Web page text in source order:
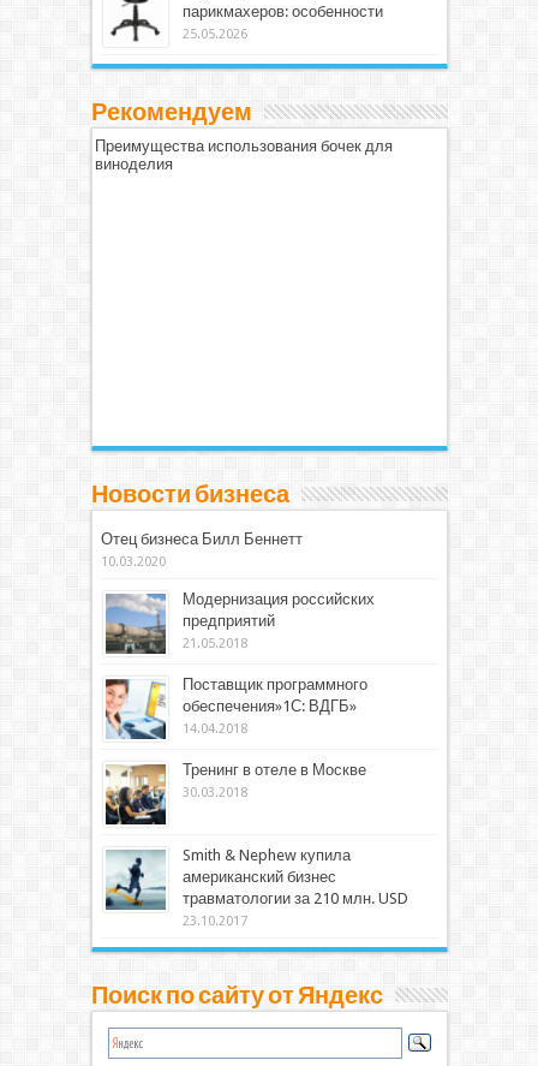
парикмахеров: особенности
25.05.2026
Рекомендуем
Преимущества использования бочек для
виноделия
Новости бизнеса
Отец бизнеса Билл Беннетт
10.03.2020
Модернизация российских
предприятий
21.05.2018
Поставщик программного
обеспечения»1С: ВДГБ»
14.04.2018
Тренинг в отеле в Москве
30.03.2018
Smith & Nephew купила
американский бизнес
травматологии за 210 млн. USD
23.10.2017
Поиск по сайту от Яндекс